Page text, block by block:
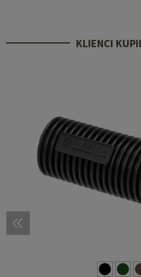
KLIENCI